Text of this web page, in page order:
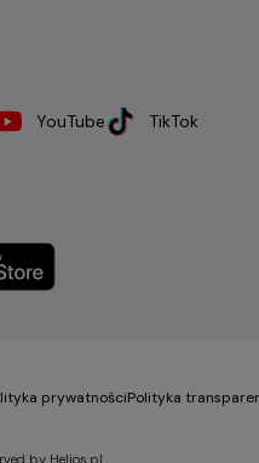
YouTube TikTok
prywatnościPolityka